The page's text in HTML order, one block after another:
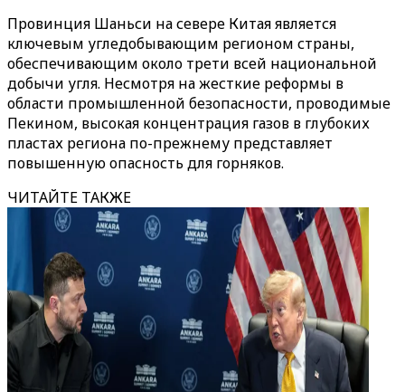
Провинция Шаньси на севере Китая является
ключевым угледобывающим регионом страны,
обеспечивающим около трети всей национальной
добычи угля. Несмотря на жесткие реформы в
области промышленной безопасности, проводимые
Пекином, высокая концентрация газов в глубоких
пластах региона по-прежнему представляет
повышенную опасность для горняков.
ЧИТАЙТЕ ТАКЖЕ